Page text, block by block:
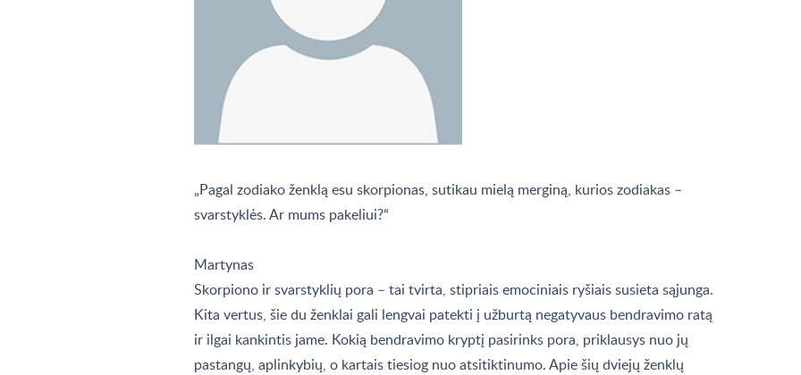
„Pagal zodiako ženklą esu skorpionas, sutikau mielą merginą, kurios zodiakas –
svarstyklės. Ar mums pakeliui?“
Martynas
Skorpiono ir svarstyklių pora – tai tvirta, stipriais emociniais ryšiais susieta sąjunga.
Kita vertus, šie du ženklai gali lengvai patekti į užburtą negatyvaus bendravimo ratą
ir ilgai kankintis jame. Kokią bendravimo kryptį pasirinks pora, priklausys nuo jų
pastangų, aplinkybių, o kartais tiesiog nuo atsitiktinumo. Apie šių dviejų ženklų